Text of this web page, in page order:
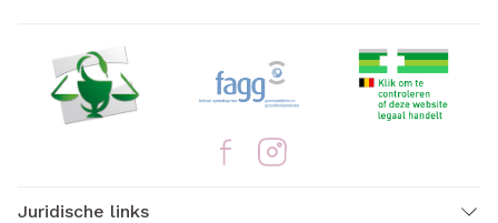
Juridische links